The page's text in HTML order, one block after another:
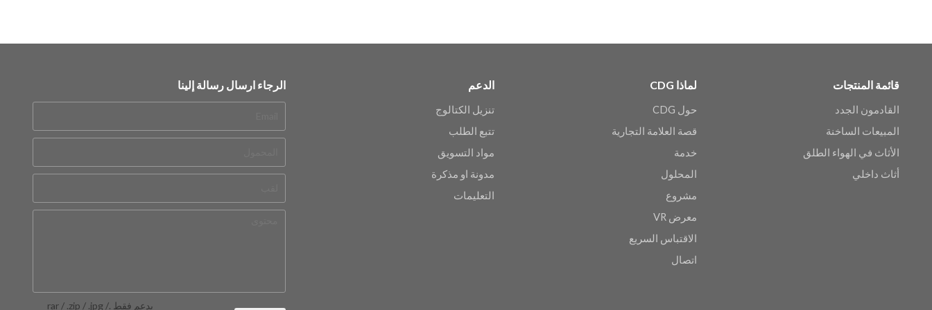
قائمة المنتجات
القادمون الجدد
المبيعات الساخنة
الأثاث في الهواء الطلق
أثاث داخلي
لماذا CDG
حول CDG
قصة العلامة التجارية
خدمة
المحلول
مشروع
معرض VR
الاقتباس السريع
اتصال
الدعم
تنزيل الكتالوج
تتبع الطلب
مواد التسويق
مدونة او مذكرة
التعليمات
الرجاء ارسال رسالة إلينا
يدعم فقط .rar / .zip / .jpg /